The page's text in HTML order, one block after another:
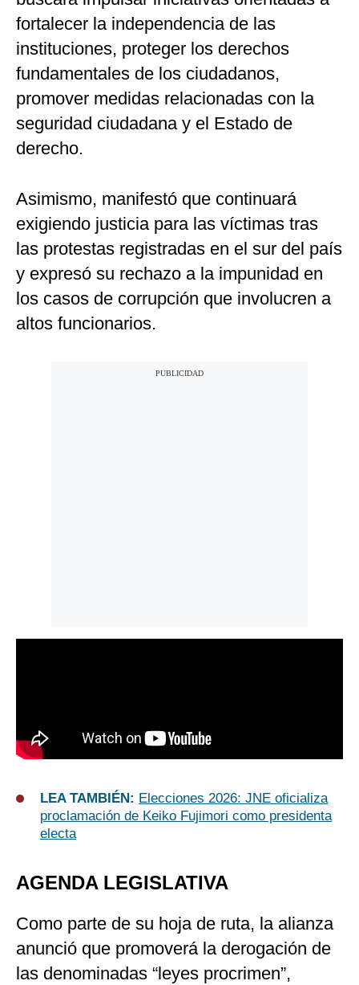
fortalecer la independencia de las
instituciones, proteger los derechos
fundamentales de los ciudadanos,
promover medidas relacionadas con la
seguridad ciudadana y el Estado de
derecho.
Asimismo, manifestó que continuará
exigiendo justicia para las víctimas tras
las protestas registradas en el sur del país
y expresó su rechazo a la impunidad en
los casos de corrupción que involucren a
altos funcionarios.
LEA TAMBIÉN: Elecciones 2026: JNE oficializa
proclamación de Keiko Fujimori como presidenta
electa
AGENDA LEGISLATIVA
Como parte de su hoja de ruta, la alianza
anunció que promoverá la derogación de
las denominadas “leyes procrimen”,